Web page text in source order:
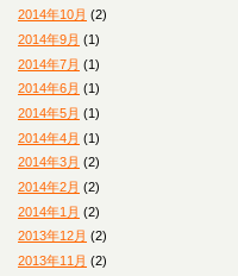
2014年10月 (2)
2014年9月 (1)
2014年7月 (1)
2014年6月 (1)
2014年5月 (1)
2014年4月 (1)
2014年3月 (2)
2014年2月 (2)
2014年1月 (2)
2013年12月 (2)
2013年11月 (2)